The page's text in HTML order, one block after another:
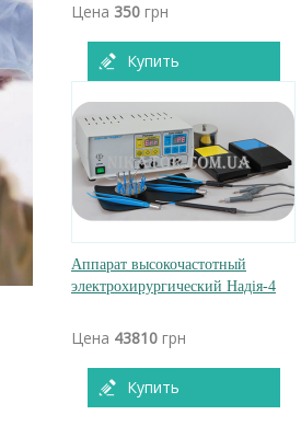
Цена 350 грн
Купить
Аппарат высокочастотный
электрохирургический Надія-4
Цена 43810 грн
Купить